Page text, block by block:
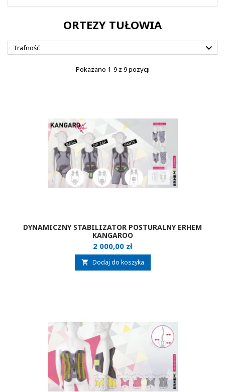
ORTEZY TUŁOWIA
Trafność 
Pokazano 1-9 z 9 pozycji
DYNAMICZNY STABILIZATOR POSTURALNY ERHEM
KANGAROO
Cena
2 000,00 zł
 Dodaj do koszyka